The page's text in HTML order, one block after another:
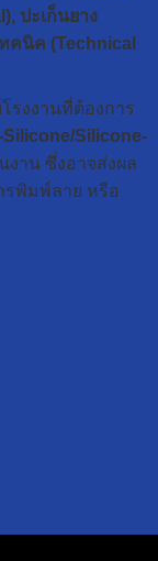
ปะเก็นยาง
คนิค (Technical
รงงานที่ต้องการ
Silicone/Silicone-
าน ซึ่งอาจส่งผล
รพิมพ์ลาย หรือ